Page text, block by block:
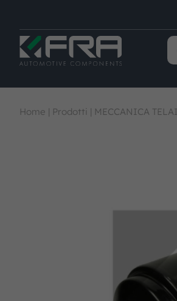
Home | Prodotti | MECCANICA